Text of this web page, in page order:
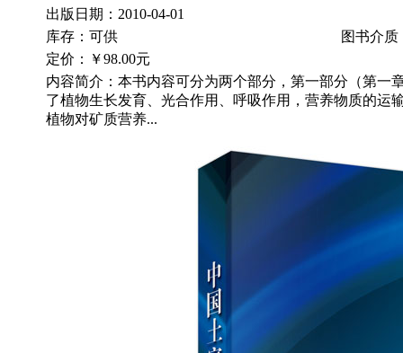
出版日期：2010-04-01
库存：可供
图书介质
定价：
￥98.00元
内容简介：本书内容可分为两个部分，第一部分（第一
了植物生长发育、光合作用、呼吸作用，营养物质的运
植物对矿质营养...